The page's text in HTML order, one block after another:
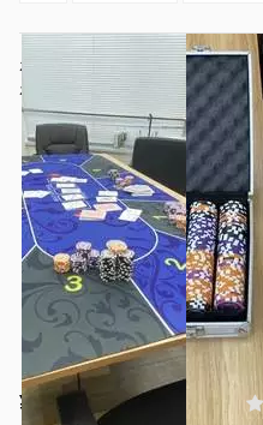
ポーカースポット＠名古屋新栄
ポーカースポット＠名古屋新栄
¥1000 〜 ¥18000